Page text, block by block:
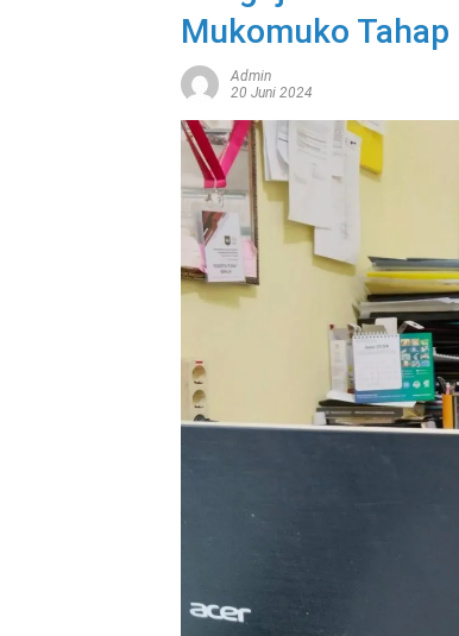
Mukomuko Tahap
Admin
20 Juni 2024